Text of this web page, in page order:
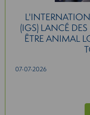
(IGS) LANCÉ
ÊTRE ANIMAL
07-07-2026